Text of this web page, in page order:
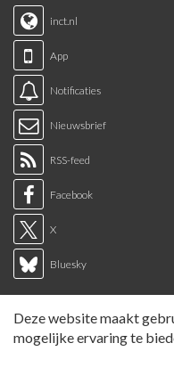
inct.nl
App
Notificaties
Nieuwsbrief
RSS-feed
Facebook
X
Bluesky
Sitemap
Tags overzicht
Deze website maakt
mogelijke ervaring te